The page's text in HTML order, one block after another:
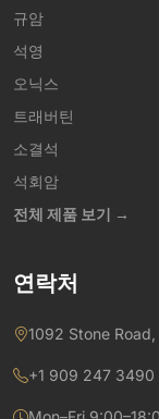
규암
석영
오닉스
트래버틴
소결석
석회암
전체 제품 보기 →
연락처
1092 Stone
+1 909 247 3490